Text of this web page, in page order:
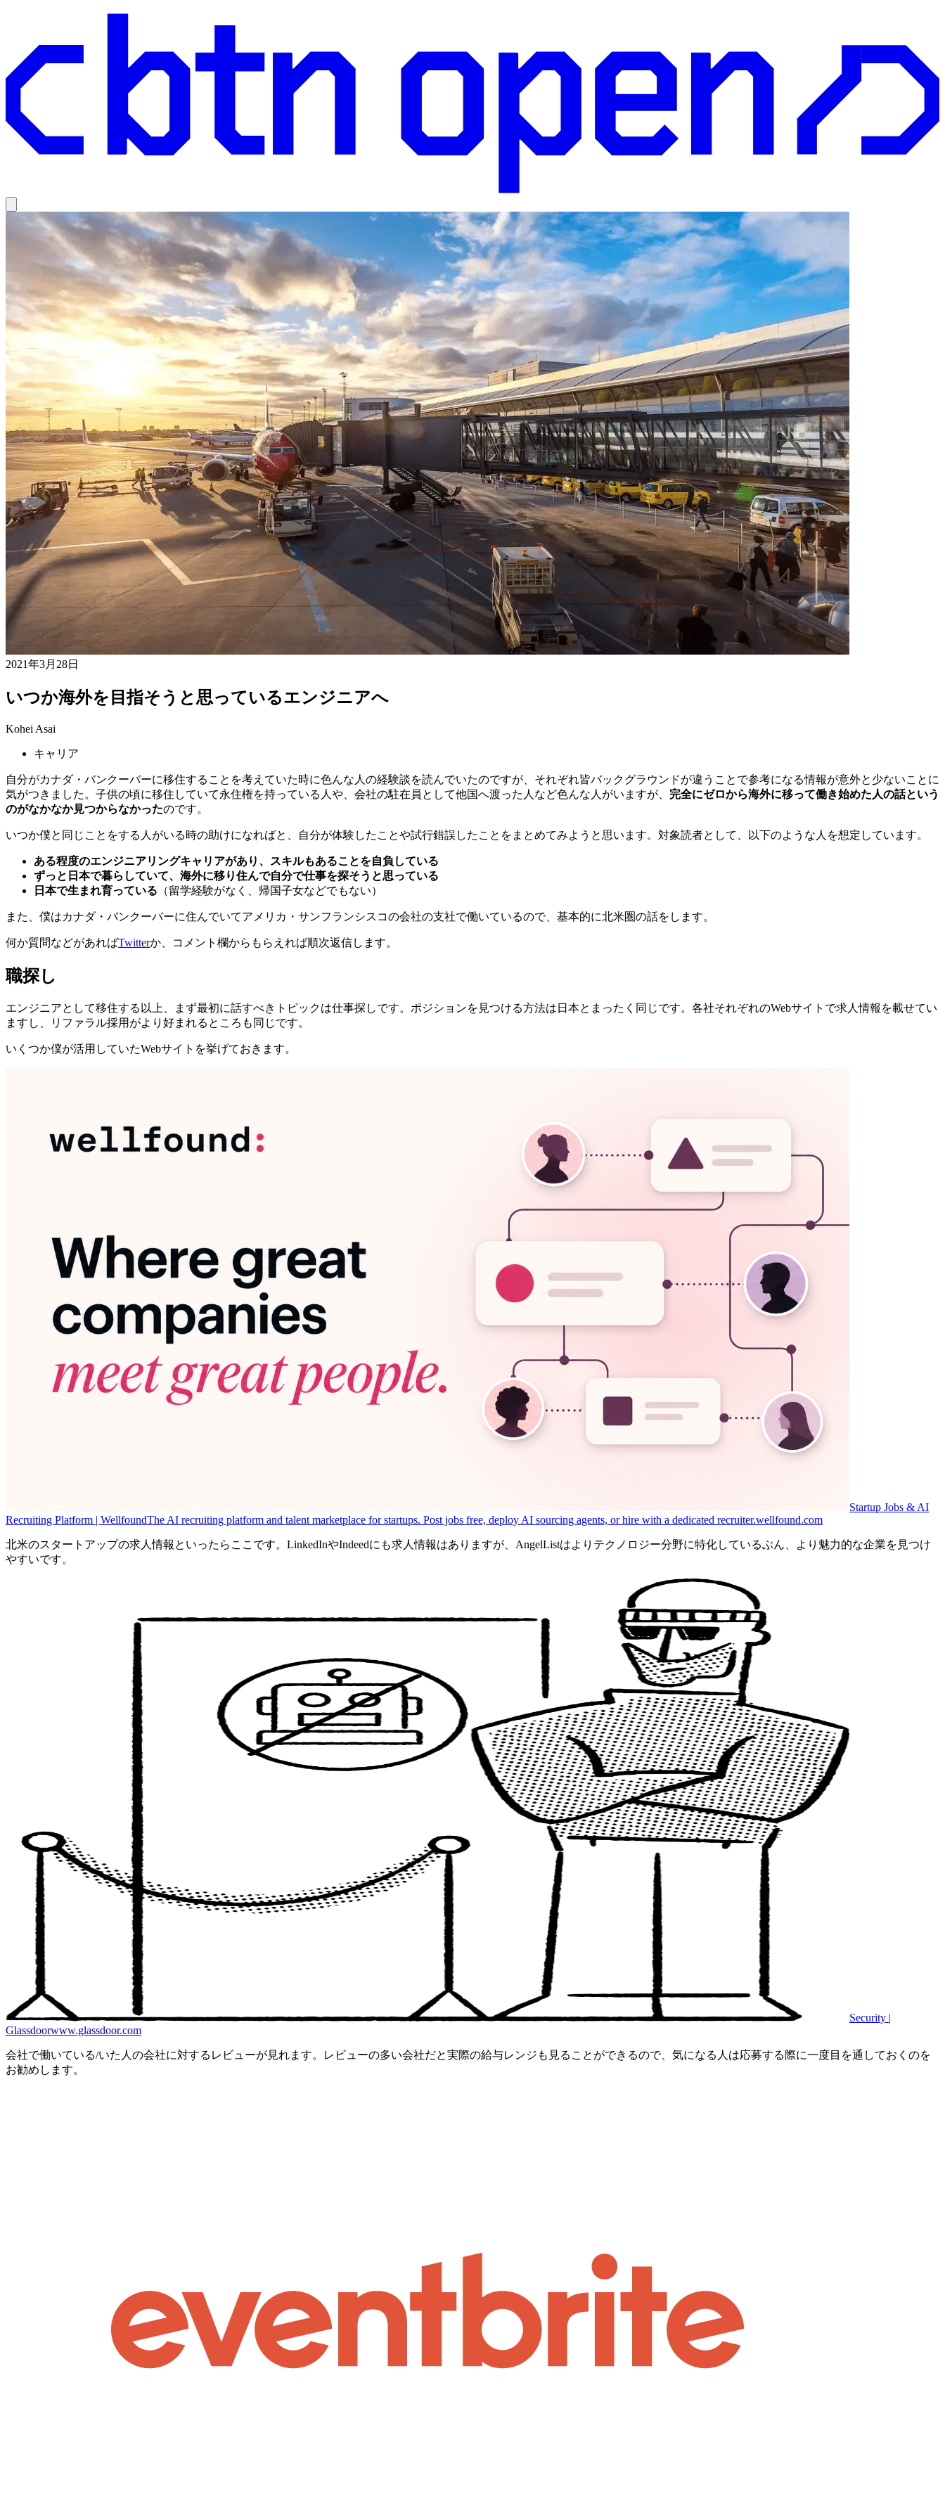
2021年3月28日
いつか海外を目指そうと思っているエンジニアへ
Kohei Asai
キャリア
自分がカナダ・バンクーバーに移住することを考えていた時に色んな人の経験談を読んでいたのですが、それぞれ皆バックグラウンドが違うことで参考になる情報が意外と少ないことに
気がつきました。子供の頃に移住していて永住権を持っている人や、会社の駐在員として他国へ渡った人など色んな人がいますが、 完全にゼロから海外に移って働き始めた人の話という
のがなかなか見つからなかったのです。
いつか僕と同じことをする人がいる時の助けになればと、自分が体験したことや試行錯誤したことをまとめてみようと思います。対象読者として、以下のような人を想定しています。
ある程度のエンジニアリングキャリアがあり、スキルもあることを自負している
ずっと日本で暮らしていて、海外に移り住んで自分で仕事を探そうと思っている
日本で生まれ育っている （留学経験がなく、帰国子女などでもない）
また、僕はカナダ・バンクーバーに住んでいてアメリカ・サンフランシスコの会社の支社で働いているので、基本的に北米圏の話をします。
何か質問などがあればTwitterか、コメント欄からもらえれば順次返信します。
職探し
エンジニアとして移住する以上、まず最初に話すべきトピックは仕事探しです。ポジションを見つける方法は日本とまったく同じです。各社それぞれのWebサイトで求人情報を載せてい
ますし、リファラル採用がより好まれるところも同じです。
いくつか僕が活用していたWebサイトを挙げておきます。
Startup Jobs & AI
Recruiting Platform | WellfoundThe AI recruiting platform and talent marketplace for startups. Post jobs free, deploy AI sourcing agents, or hire with a dedicated recruiter.wellfound.com
北米のスタートアップの求人情報といったらここです。LinkedInやIndeedにも求人情報はありますが、AngelListはよりテクノロジー分野に特化しているぶん、より魅力的な企業を見つけ
やすいです。
Security |
Glassdoorwww.glassdoor.com
会社で働いている/いた人の会社に対するレビューが見れます。レビューの多い会社だと実際の給与レンジも見ることができるので、気になる人は応募する際に一度目を通しておくのを
お勧めします。